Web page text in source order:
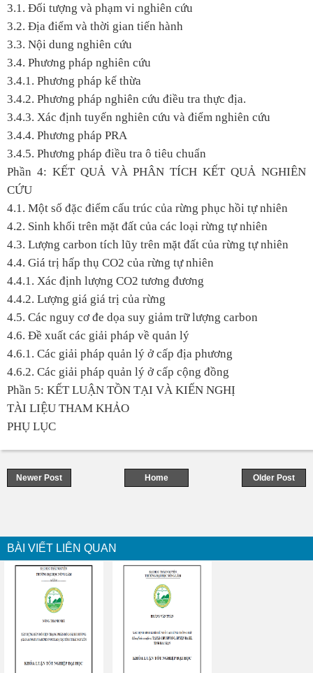
3.1. Đối tượng và phạm vi nghiên cứu
3.2. Địa điểm và thời gian tiến hành
3.3. Nội dung nghiên cứu
3.4. Phương pháp nghiên cứu
3.4.1. Phương pháp kế thừa
3.4.2. Phương pháp nghiên cứu điều tra thực địa.
3.4.3. Xác định tuyến nghiên cứu và điểm nghiên cứu
3.4.4. Phương pháp PRA
3.4.5. Phương pháp điều tra ô tiêu chuẩn
Phần 4: KẾT QUẢ VÀ PHÂN TÍCH KẾT QUẢ NGHIÊN
CỨU
4.1. Một số đặc điểm cấu trúc của rừng phục hồi tự nhiên
4.2. Sinh khối trên mặt đất của các loại rừng tự nhiên
4.3. Lượng carbon tích lũy trên mặt đất của rừng tự nhiên
4.4. Giá trị hấp thụ CO2 của rừng tự nhiên
4.4.1. Xác định lượng CO2 tương đương
4.4.2. Lượng giá giá trị của rừng
4.5. Các nguy cơ đe dọa suy giảm trữ lượng carbon
4.6. Đề xuất các giải pháp về quản lý
4.6.1. Các giải pháp quản lý ở cấp địa phương
4.6.2. Các giải pháp quản lý ở cấp cộng đồng
Phần 5: KẾT LUẬN TỒN TẠI VÀ KIẾN NGHỊ
TÀI LIỆU THAM KHẢO
PHỤ LỤC
Newer Post Older Post
Home
BÀI VIẾT LIÊN QUAN